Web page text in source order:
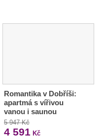
Romantika v Dobříši:
apartmá s vířivou
vanou i saunou
5 947 Kč
4 591 Kč